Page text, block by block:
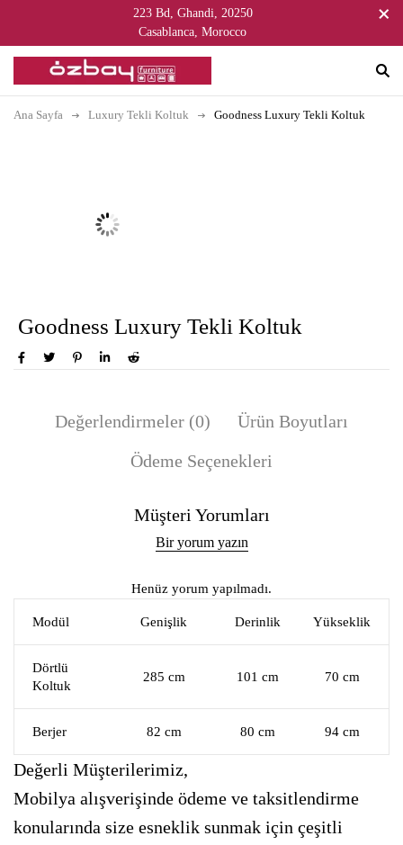
223 Bd, Ghandi, 20250
Casablanca, Morocco
Ana Sayfa Luxury Tekli Koltuk Goodness Luxury Tekli Koltuk
Goodness Luxury Tekli Koltuk
Değerlendirmeler (0)
Ürün Boyutları
Ödeme Seçenekleri
Müşteri Yorumları
Bir yorum yazın
Henüz yorum yapılmadı.
Modül Genişlik Derinlik Yükseklik
Dörtlü
Koltuk
285 cm 101 cm 70 cm
Berjer 82 cm 80 cm 94 cm
Değerli Müşterilerimiz,
Mobilya alışverişinde ödeme ve taksitlendirme
konularında size esneklik sunmak için çeşitli